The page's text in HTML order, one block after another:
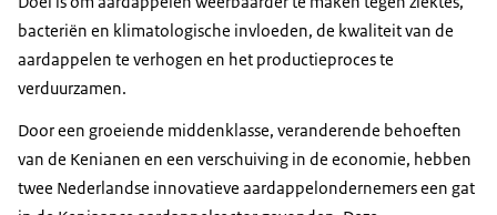
bacteriën en klimatologische invloeden, de kwaliteit van de
aardappelen te verhogen en het productieproces te
verduurzamen.
Door een groeiende middenklasse, veranderende behoeften
van de Kenianen en een verschuiving in de economie, hebben
twee Nederlandse innovatieve aardappelondernemers een gat